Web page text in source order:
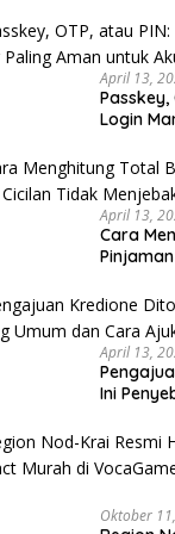
April 13,
Passkey,
Login
April 13,
Cara
April 13,
Ini
Oktober